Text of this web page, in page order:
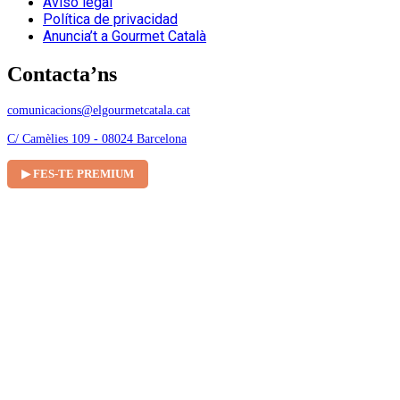
Política de privacidad
Anuncia’t a Gourmet Català
Contacta’ns
comunicacions@elgourmetcatala.cat
C/ Camèlies 109 - 08024 Barcelona
▶ FES-TE PREMIUM